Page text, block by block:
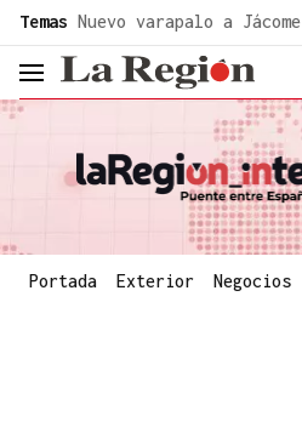
Temas Nuevo varapalo a Jácome
header.menu.open
Portada Exterior Negocios